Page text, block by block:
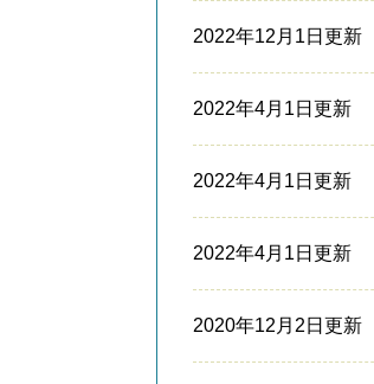
2022年12月1日更新
2022年4月1日更新
2022年4月1日更新
2022年4月1日更新
2020年12月2日更新